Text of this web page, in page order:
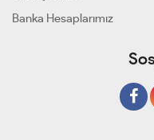
Banka Hesaplarımız